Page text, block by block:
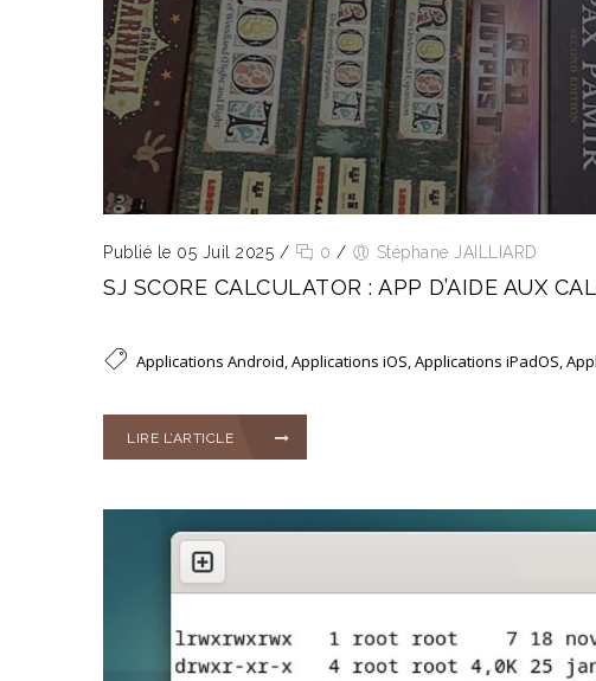
Publié le 05 Juil 2025 / 0 / Stéphane JAILLIARD
SJ SCORE CALCULATOR : APP D’AIDE AUX
Applications Android,Applications iOS,Applications iPadOS,
LIRE L’ARTICLE